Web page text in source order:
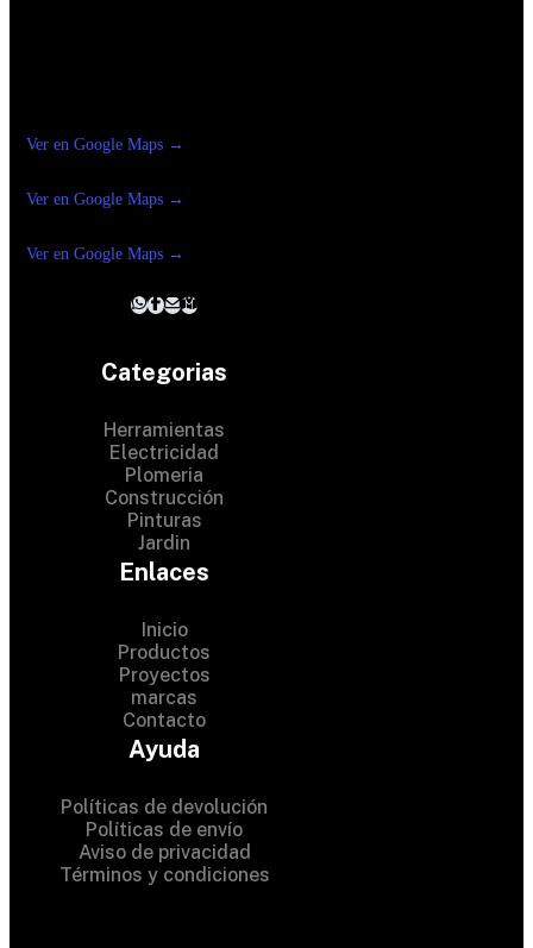
Ver en Google Maps →
Ver en Google Maps →
Ver en Google Maps →
Categorias
Herramientas
Electricidad
Plomeria
Construcción
Pinturas
Jardin
Enlaces
Inicio
Productos
Proyectos
marcas
Contacto
Ayuda
Políticas de devolución
Políticas de envío
Aviso de privacidad
Términos y condiciones